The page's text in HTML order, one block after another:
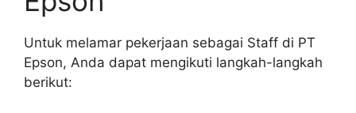
Untuk melamar pekerjaan sebagai Staff di PT
Epson, Anda dapat mengikuti langkah-langkah
berikut: